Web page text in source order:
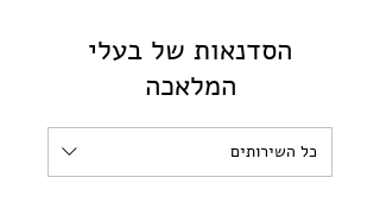
הסדנאות של בעלי
המלאכה
כל השירותים